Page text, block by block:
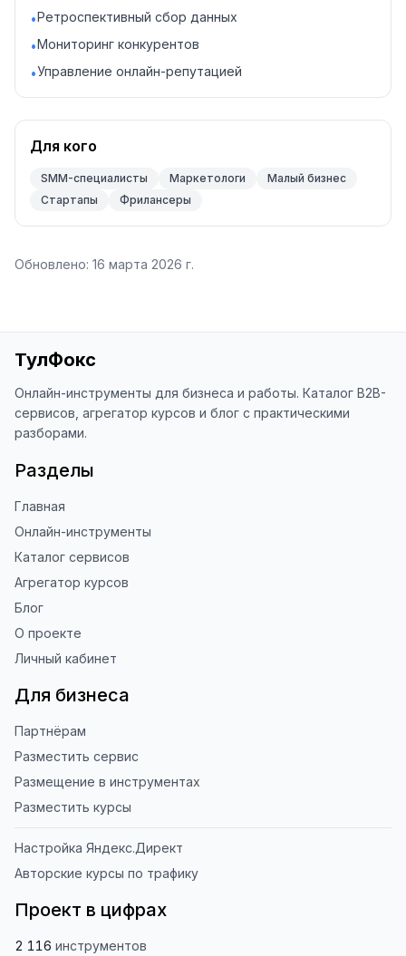
•Ретроспективный сбор данных
•Мониторинг конкурентов
•Управление онлайн-репутацией
Для кого
SMM-специалисты Маркетологи
Малый бизнес
Стартапы
Фрилансеры
Обновлено: 16 марта 2026 г.
ТулФокс
Онлайн-инструменты для бизнеса и работы. Каталог B2B-
сервисов, агрегатор курсов и блог с практическими
разборами.
Разделы
Главная
Онлайн-инструменты
Каталог сервисов
Агрегатор курсов
Блог
О проекте
Личный кабинет
Для бизнеса
Партнёрам
Разместить сервис
Размещение в инструментах
Разместить курсы
Настройка Яндекс.Директ
Авторские курсы по трафику
Проект в цифрах
2 116 инструментов